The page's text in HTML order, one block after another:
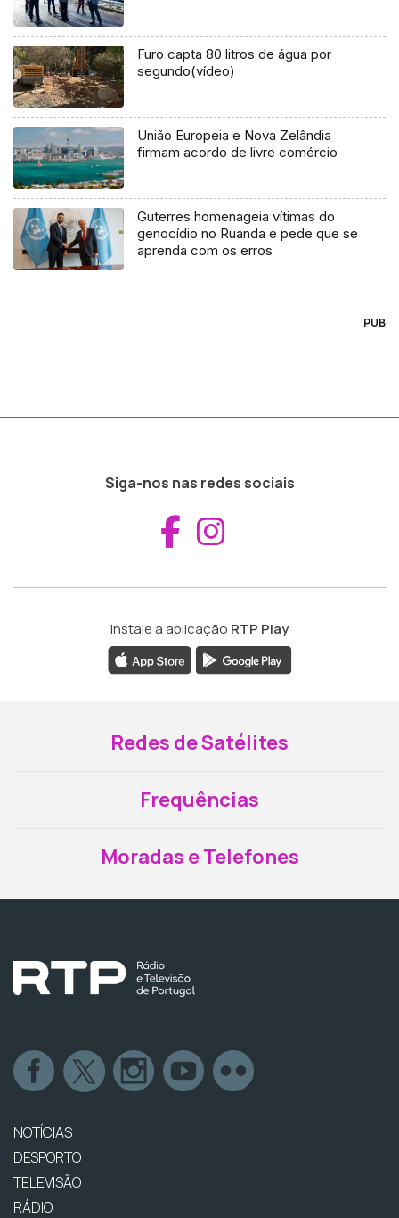
Furo capta 80 litros de água por
segundo(vídeo)
União Europeia e Nova Zelândia
firmam acordo de livre comércio
Guterres homenageia vítimas do
genocídio no Ruanda e pede que se
aprenda com os erros
PUB
Siga-nos nas redes sociais
Aceder ao
Instale a aplicação RTP Play
Redes de Satélites
Frequências
Moradas e Telefones
NOTÍCIAS
DESPORTO
TELEVISÃO
RÁDIO